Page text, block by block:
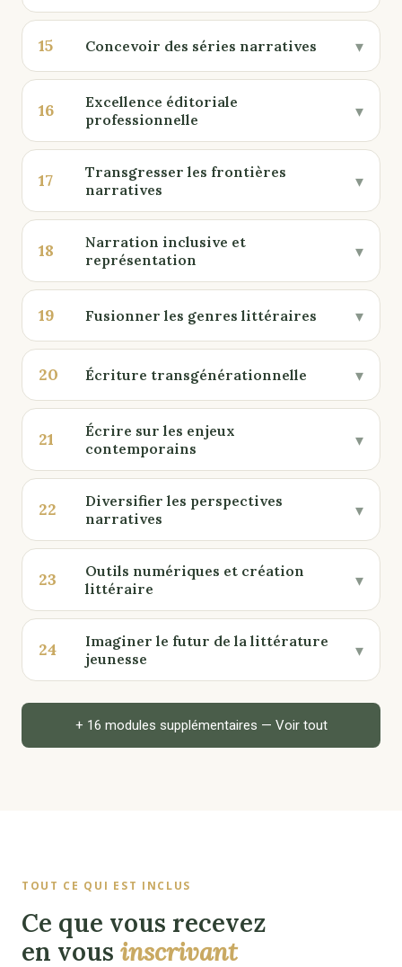
15 Concevoir des séries narratives ▾
16
Excellence éditoriale
professionnelle
▾
17
Transgresser les frontières
narratives
▾
18
Narration inclusive et
représentation
▾
19 Fusionner les genres littéraires ▾
20 Écriture transgénérationnelle ▾
21
Écrire sur les enjeux
contemporains
▾
22
Diversifier les perspectives
narratives
▾
23
Outils numériques et création
littéraire
▾
24
Imaginer le futur de la littérature
jeunesse
▾
+ 16 modules supplémentaires — Voir tout
TOUT CE QUI EST INCLUS
Ce que vous recevez
en vous inscrivant